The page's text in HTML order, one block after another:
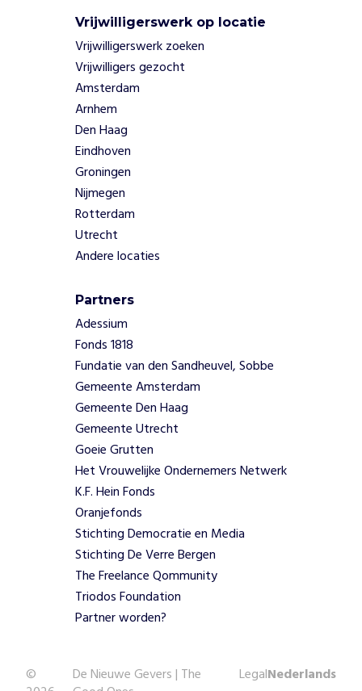
Vrijwilligerswerk op locatie
Vrijwilligerswerk zoeken
Vrijwilligers gezocht
Amsterdam
Arnhem
Den Haag
Eindhoven
Groningen
Nijmegen
Rotterdam
Utrecht
Andere locaties
Partners
Adessium
Fonds 1818
Fundatie van den Sandheuvel, Sobbe
Gemeente Amsterdam
Gemeente Den Haag
Gemeente Utrecht
Goeie Grutten
Het Vrouwelijke Ondernemers Netwerk
K.F. Hein Fonds
Oranjefonds
Stichting Democratie en Media
Stichting De Verre Bergen
The Freelance Qommunity
Triodos Foundation
Partner worden?
©
De Nieuwe Gevers | The
LegalNederlands